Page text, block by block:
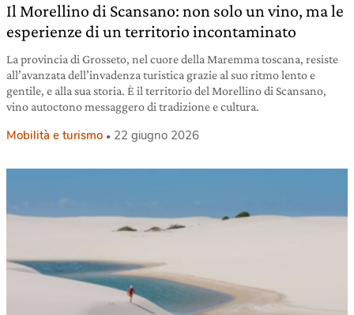
Il Morellino di Scansano: non solo un vino, ma le
esperienze di un territorio incontaminato
La provincia di Grosseto, nel cuore della Maremma toscana, resiste
all’avanzata dell’invadenza turistica grazie al suo ritmo lento e
gentile, e alla sua storia. È il territorio del Morellino di Scansano,
vino autoctono messaggero di tradizione e cultura.
Mobilità e turismo 22 giugno 2026